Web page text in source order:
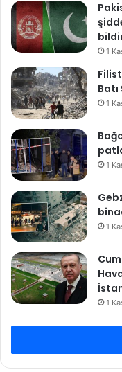
i
i
a
n
l
a
y
ı
ş
ı
ı
a
n
a
t
t
i
k
ö
ü
n
d
e
n
k
o
p
a
r
ı
r
z
"
1
1
1
1
1